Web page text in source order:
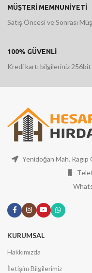
MÜŞTERİ MEMNUNİYETİ
Satış Öncesi ve Sonrası
100% GÜVENLİ
Kredi kartı bilgileriniz
Yenidoğan Mah.
KURUMSAL
Hakkımızda
İletişim Bilgilerimiz